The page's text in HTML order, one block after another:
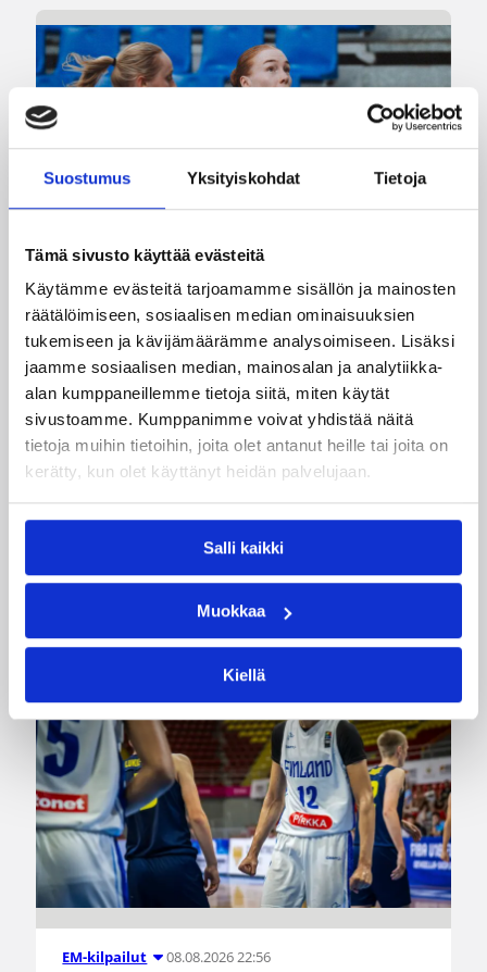
Suostumus Yksityiskohdat Tietoja
Tämä sivusto käyttää evästeitä
Käytämme evästeitä tarjoamamme sisällön ja mainosten
räätälöimiseen, sosiaalisen median ominaisuuksien
tukemiseen ja kävijämäärämme analysoimiseen. Lisäksi
jaamme sosiaalisen median, mainosalan ja analytiikka-
alan kumppaneillemme tietoja siitä, miten käytät
sivustoamme. Kumppanimme voivat yhdistää näitä
tietoja muihin tietoihin, joita olet antanut heille tai joita on
kerätty, kun olet käyttänyt heidän palvelujaan.
Salli kaikki
Muokkaa
Kiellä
3×3 08.08.2026 22:58
Suomea edustavat 3×3-
joukkueet aloittivat Nordic Cup
-urakkansa Kööpenhaminassa
Naisten joukkue nappasi avauspäivänä kaksi
kamppailuissa, mutta jäi tällä kertaa ilman
EM-kilpailut 08.08.2026 22:56